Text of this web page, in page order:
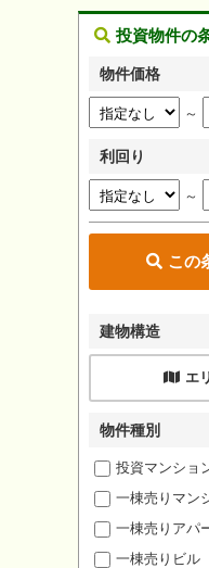
投資物件の
物件価格
～
利回り
～
この
建物構造
エ
物件種別
投資マンショ
一棟売りマン
一棟売りアパ
一棟売りビル